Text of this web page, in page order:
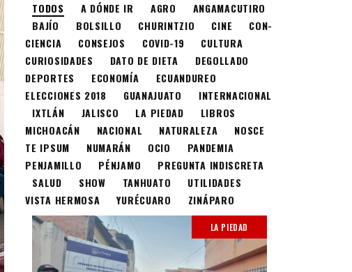
TODOS A DÓNDE IR AGRO
ANGAMACUTIRO
BAJÍO
BOLSILLO CHURINTZIO CINE
CON-
CIENCIA
CONSEJOS COVID-19
CULTURA
CURIOSIDADES
DATO DE DIETA
DEGOLLADO
DEPORTES
ECONOMÍA
ECUANDUREO
ELECCIONES 2018
GUANAJUATO
INTERNACIONAL
IXTLÁN
JALISCO LA PIEDAD
LIBROS
MICHOACÁN
NACIONAL NATURALEZA
NOSCE
TE IPSUM
NUMARÁN OCIO
PANDEMIA
PENJAMILLO
PÉNJAMO
PREGUNTA INDISCRETA
SALUD
SHOW TANHUATO
UTILIDADES
VISTA HERMOSA
YURÉCUARO ZINÁPARO
LA PIEDAD